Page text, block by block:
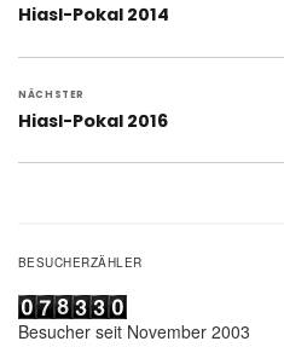
Vorheriger
Hiasl-Pokal 2014
NÄCHSTER
Nächster
Hiasl-Pokal 2016
BESUCHERZÄHLER
Besucher seit November 2003